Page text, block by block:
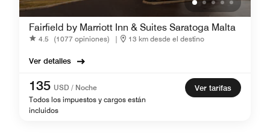
Fairfield by Marriott Inn & Suites Saratoga Malta
4.5 (1077 opiniones) | 13 km desde el destino
Ver detalles
135 USD / Noche
Todos los impuestos y cargos están
incluidos
Ver tarifas